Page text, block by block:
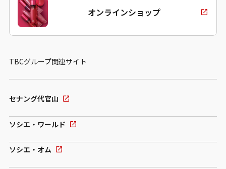
オンラインショップ
TBCグループ関連サイト
セナング代官山
ソシエ・ワールド
ソシエ・オム